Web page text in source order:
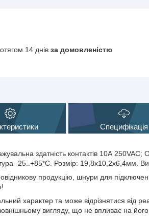
14 днів за домовленістю
Специфікація
здатність контактів 10А
-25..+85*С. Розмір: 19,8х10,2х6,4мм.
продукцію, шнури для
характер та може відрізнятися від
вигляду, що не впливає на його